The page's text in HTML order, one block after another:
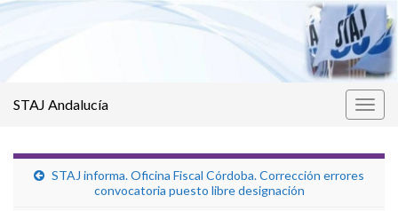
STAJ Andalucía
STAJ informa. Oficina Fiscal Córdoba. Corrección errores
convocatoria puesto libre designación